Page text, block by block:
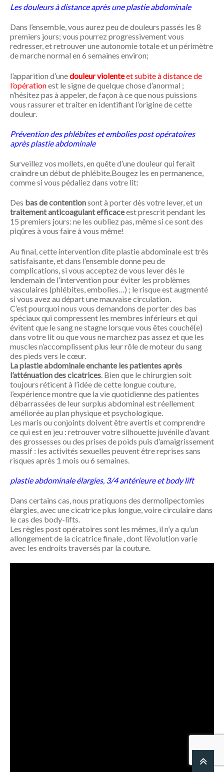
Les douleurs à distance après une plastie abdominale
Dans l’ensemble, vous aurez peu de douleurs passés les 8
premiers jours; vous pourrez progressivement vous
redresser, et retrouver une autonomie totale et un périmètre
de marche normal en 6 semaines environ;
l’apparition d’unedouleur violenteet subite à distance de
l’opérationest le signe de quelque chose d’anormal ;
n’hésitez pas à appeler, de façon à ce que nous puissions
vous rassurer et traiter en identifiant l’origine de cette
douleur.
Prévention des phlébites et embolies post opératoires
après plastie abdominale
Surveillez vos mollets, en quête d’une douleur qui ferait
craindre un début de phlébite.Bougez les en permanence,
comme si vous pédaliez dans votre lit:
Des bas de contentionsont à porter dès votre lever, et un
traitement anticoagulant efficaceest prescrit pendant les
15 premiers jours: ne les oubliez pas, même si ce sont des
piqûres à vous faire à vous même!
Au final, cette intervention dite plastie abdominale est très
satisfaisante, et dans l’ensemble donne peu de
complications, si vous acceptez de vous lever dès le
lendemain de l’intervention pour éviter les problèmes
vasculaires (phlébites, embolies…) ; le risque est augmenté
si vous avez au départ une mauvaise circulation.
C’est pourquoi nous vous demandons de porter des bas
spéciaux qui compressent les membres inférieurs et qui
évitent que le sang ne stagne lorsque vous êtes couché(e)
dans votre lit ou que vous ne marchez pas assez et que les
muscles n’accomplissent plus leur rôle de moteur du sang
des pieds vers le cœur.
La plastie abdominale enchante les patientes après
l’atténuation des cicatrices . Bien que le chirurgien soit
toujours réticent à l’idée de cette longue couture,
l’expérience montre que la vie quotidienne des patientes
débarrassées de leur surplus abdominal est réellement
améliorée au plan physique et psychologique.
Les maris ou conjoints doivent être avertis et comprendre
ce qui est en jeu : retrouver votre silhouette juvénile d’avant
des grossesses ou des prises de poids puis d’amaigrissement
massif : les activités sexuelles peuvent être reprises sans
risques après 1 mois ou 6 semaines.
plastie abdominale élargies, 3/4 antérieure etbody lift
Dans certains cas, nous pratiquons des dermolipectomies
élargies, avec une cicatrice plus longue, voire circulaire dans
le cas des body-lifts.
Les règles post opératoires sont les mêmes, il n’y a qu’un
allongement de la cicatrice finale , dont l’évolution varie
avec les endroits traversés par la couture.